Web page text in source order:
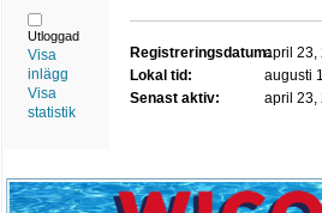
Utloggad
Visa
inlägg
Visa
statistik
Registreringsdatum:april 23,
Lokal tid:
augusti
Senast aktiv:
april 23,